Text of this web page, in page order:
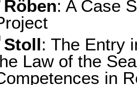
Röben: A Case
Stoll: The Entry
Law of the
in